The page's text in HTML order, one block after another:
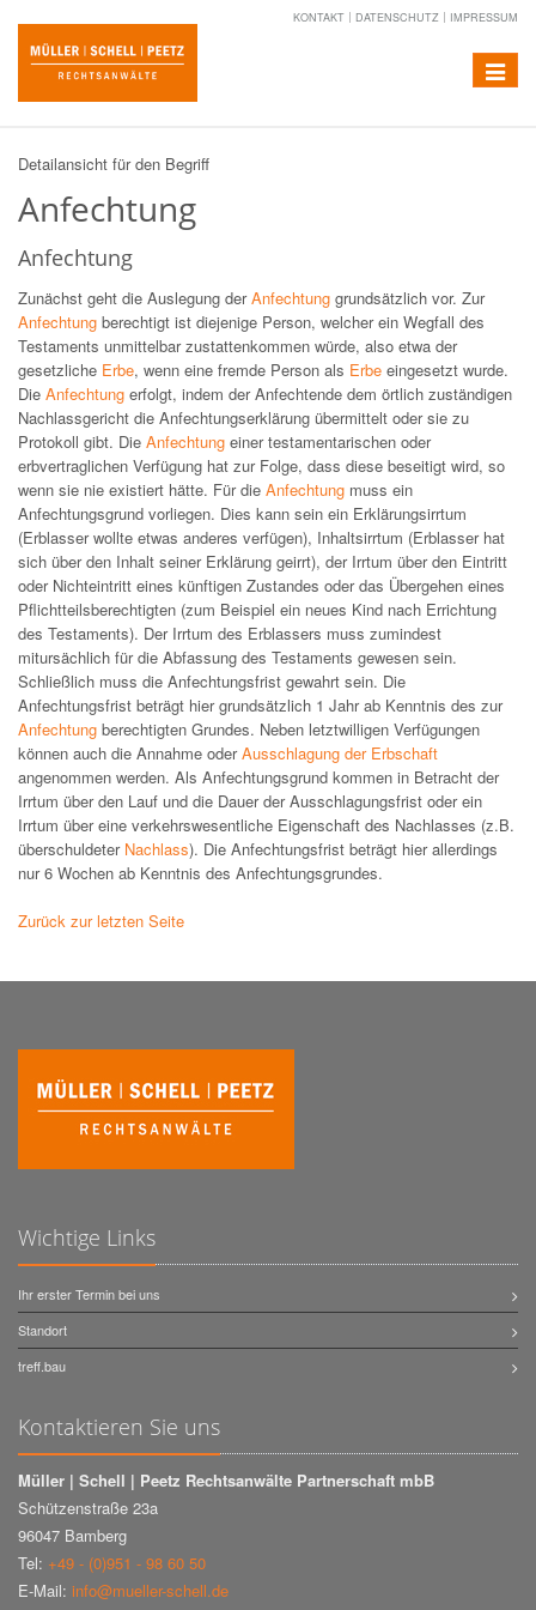
KONTAKT DATENSCHUTZ IMPRESSUM
Toggle
Detailansicht für den Begriff
Anfechtung
Anfechtung
Zunächst geht die Auslegung derAnfechtung grundsätzlich vor. Zur
Anfechtung berechtigt ist diejenige Person, welcher ein Wegfall des
Testaments unmittelbar zustattenkommen würde, also etwa der
gesetzliche Erbe, wenn eine fremde Person als Erbe eingesetzt wurde.
Die Anfechtung erfolgt, indem der Anfechtende dem örtlich zuständigen
Nachlassgericht die Anfechtungserklärung übermittelt oder sie zu
Protokoll gibt. Die Anfechtung einer testamentarischen oder
erbvertraglichen Verfügung hat zur Folge, dass diese beseitigt wird, so
wenn sie nie existiert hätte. Für die Anfechtung muss ein
Anfechtungsgrund vorliegen. Dies kann sein ein Erklärungsirrtum
(Erblasser wollte etwas anderes verfügen), Inhaltsirrtum (Erblasser hat
sich über den Inhalt seiner Erklärung geirrt), der Irrtum über den Eintritt
oder Nichteintritt eines künftigen Zustandes oder das Übergehen eines
Pflichtteilsberechtigten (zum Beispiel ein neues Kind nach Errichtung
des Testaments). Der Irrtum des Erblassers muss zumindest
mitursächlich für die Abfassung des Testaments gewesen sein.
Schließlich muss die Anfechtungsfrist gewahrt sein. Die
Anfechtungsfrist beträgt hier grundsätzlich 1 Jahr ab Kenntnis des zur
Anfechtung berechtigten Grundes. Neben letztwilligen Verfügungen
können auch die Annahme oderAusschlagung der Erbschaft
angenommen werden. Als Anfechtungsgrund kommen in Betracht der
Irrtum über den Lauf und die Dauer der Ausschlagungsfrist oder ein
Irrtum über eine verkehrswesentliche Eigenschaft des Nachlasses (z.B.
überschuldeter Nachlass). Die Anfechtungsfrist beträgt hier allerdings
nur 6 Wochen ab Kenntnis des Anfechtungsgrundes.
Zurück zur letzten Seite
Wichtige Links
Ihr erster Termin bei uns
Standort
treff.bau
Kontaktieren Sie uns
Müller | Schell | Peetz Rechtsanwälte Partnerschaft mbB
Schützenstraße 23a
96047 Bamberg
Tel: +49 - (0)951 - 98 60 50
E-Mail: info@mueller-schell.de